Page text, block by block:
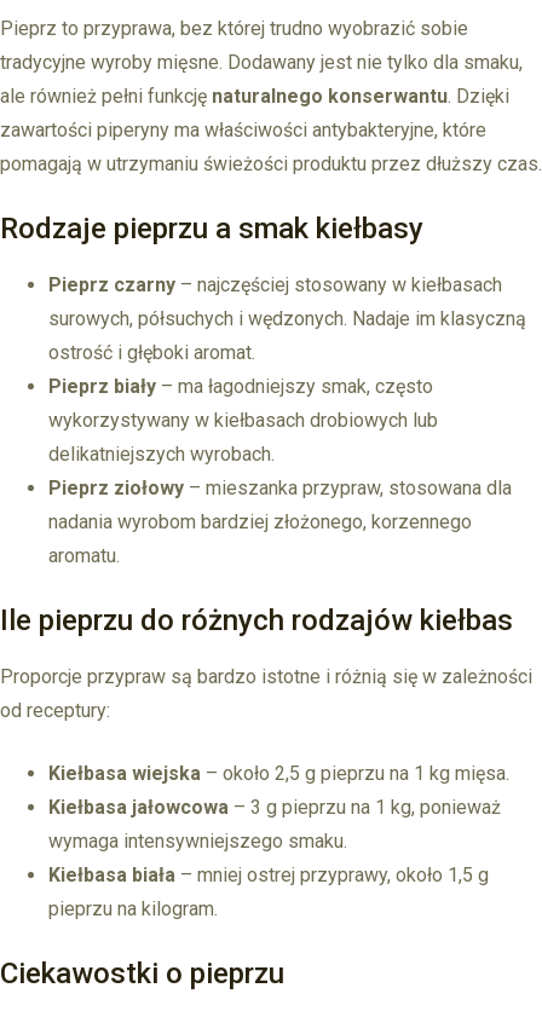
Pieprz to przyprawa, bez której trudno wyobrazić sobie
tradycyjne wyroby mięsne. Dodawany jest nie tylko dla smaku,
ale również pełni funkcję naturalnego konserwantu. Dzięki
zawartości piperyny ma właściwości antybakteryjne, które
pomagają w utrzymaniu świeżości produktu przez dłuższy czas.
Rodzaje pieprzu a smak kiełbasy
Pieprz czarny – najczęściej stosowany w kiełbasach
surowych, półsuchych i wędzonych. Nadaje im klasyczną
ostrość i głęboki aromat.
Pieprz biały – ma łagodniejszy smak, często
wykorzystywany w kiełbasach drobiowych lub
delikatniejszych wyrobach.
Pieprz ziołowy – mieszanka przypraw, stosowana dla
nadania wyrobom bardziej złożonego, korzennego
aromatu.
Ile pieprzu do różnych rodzajów kiełbas
Proporcje przypraw są bardzo istotne i różnią się w zależności
od receptury:
Kiełbasa wiejska – około 2,5 g pieprzu na 1 kg mięsa.
Kiełbasa jałowcowa – 3 g pieprzu na 1 kg, ponieważ
wymaga intensywniejszego smaku.
Kiełbasa biała – mniej ostrej przyprawy, około 1,5 g
pieprzu na kilogram.
Ciekawostki o pieprzu